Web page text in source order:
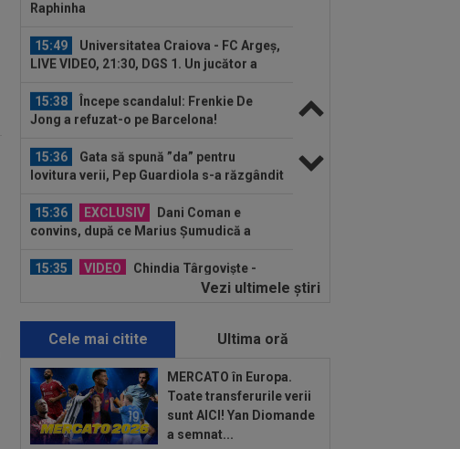
15:49
Universitatea Craiova - FC Argeș,
plecat...
15:38
Începe scandalul: Frenkie De
15:36
Gata să spună ”da” pentru
și a...
15:36
EXCLUSIV
Dani Coman e
bătut palma cu CFR Cluj
15:35
VIDEO
Chindia Târgoviște -
Ultimul meci al...
Ștefania Uță, în finală la Mondialul
15:06
Sepsi - FCSB | LIVE VIDEO, luni,
21:30, DGS 1. Roș-albaștrii, ”ca acasă”
la...
14:59
De nicăieri! Președintele unui
club din SuperLigă, ”pariu nebun”: ”Când
face...
Vezi ultimele ştiri
Cele mai citite Ultima oră
MERCATO în Europa.
Toate transferurile verii
sunt AICI! Yan Diomande
a semnat...